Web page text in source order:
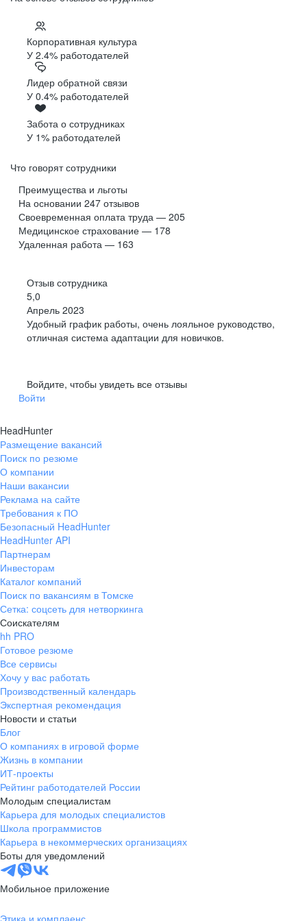
Корпоративная культура
У 2.4% работодателей
Лидер обратной связи
У 0.4% работодателей
Забота о сотрудниках
У 1% работодателей
Что говорят сотрудники
Преимущества и льготы
На основании 247 отзывов
Своевременная оплата труда — 205
Медицинское страхование — 178
Удаленная работа — 163
Отзыв сотрудника
5,0
Апрель 2023
Удобный график работы, очень лояльное руководство,
отличная система адаптации для новичков.
Войдите, чтобы увидеть все отзывы
Войти
HeadHunter
Размещение вакансий
Поиск по резюме
О компании
Наши вакансии
Реклама на сайте
Требования к ПО
Безопасный HeadHunter
HeadHunter API
Партнерам
Инвесторам
Каталог компаний
Поиск по вакансиям в Томске
Сетка: соцсеть для нетворкинга
Соискателям
hh PRO
Готовое резюме
Все сервисы
Хочу у вас работать
Производственный календарь
Экспертная рекомендация
Новости и статьи
Блог
О компаниях в игровой форме
Жизнь в компании
ИТ-проекты
Рейтинг работодателей России
Молодым специалистам
Карьера для молодых специалистов
Школа программистов
Карьера в некоммерческих организациях
Боты для уведомлений
Мобильное приложение